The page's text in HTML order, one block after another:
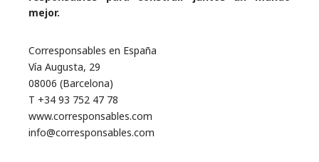
mejor.
Corresponsables en España
Vía Augusta, 29
08006 (Barcelona)
T +34 93 752 47 78
www.corresponsables.com
info@corresponsables.com